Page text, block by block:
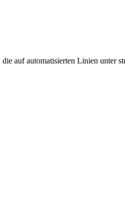
auf automatisierten Linien unter